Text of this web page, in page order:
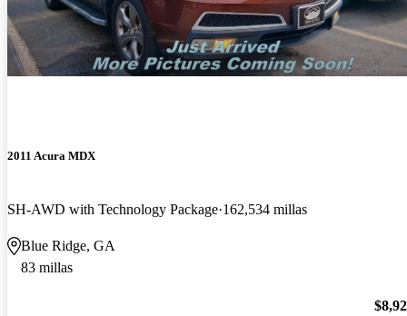
2011 Acura MDX
SH-AWD with Technology Package 162,534 millas
Blue Ridge, GA
83 millas